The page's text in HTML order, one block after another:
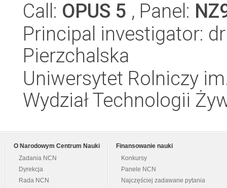
Call: OPUS 5 , Panel:
Principal investigator:
Pierzchalska
Uniwersytet Rolniczy
Wydział Technologii
O Narodowym Centrum Nauki
Zadania NCN
Dyrekcja
Rada NCN
Finansowanie nauki
Konkursy
Panele NCN
Najczęściej zadawane pytania